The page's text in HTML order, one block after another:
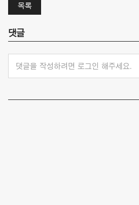
목록
댓글
댓글을 작성하려면 로그인 해주세요.